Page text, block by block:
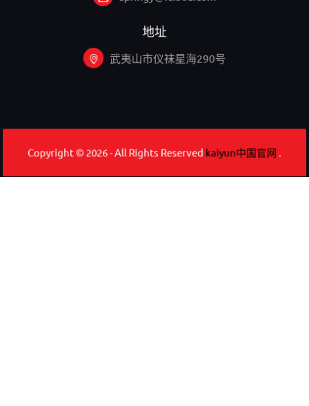
地址
武夷山市仪袜星海290号
Copyright © 2026 - All Rights Reservedkaiyun中国官网 .